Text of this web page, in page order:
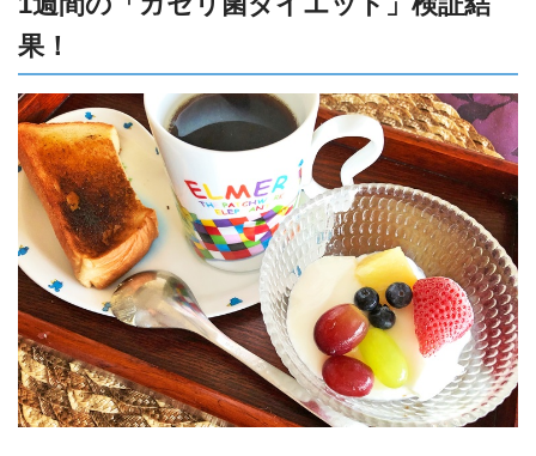
果！